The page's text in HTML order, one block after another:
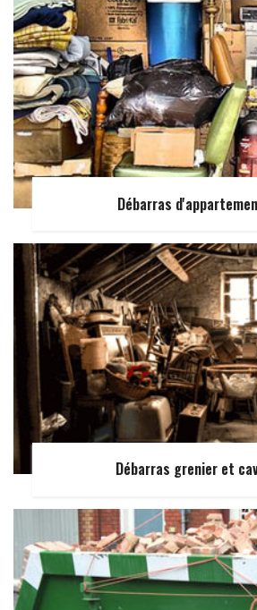
Débarras
Débarras grenier et